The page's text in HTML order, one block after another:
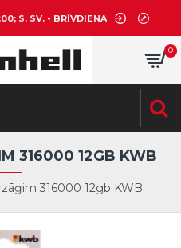
S, SV. - BRĪVDIENA
0
316000 12gb KWB
316000 12GB KWB